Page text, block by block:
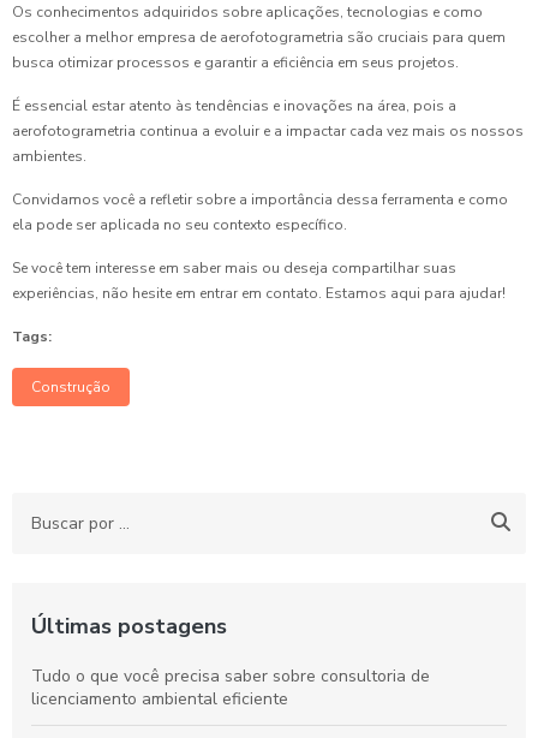
Os conhecimentos adquiridos sobre aplicações, tecnologias e como
escolher a melhor empresa de aerofotogrametria são cruciais para quem
busca otimizar processos e garantir a eficiência em seus projetos.
É essencial estar atento às tendências e inovações na área, pois a
aerofotogrametria continua a evoluir e a impactar cada vez mais os nossos
ambientes.
Convidamos você a refletir sobre a importância dessa ferramenta e como
ela pode ser aplicada no seu contexto específico.
Se você tem interesse em saber mais ou deseja compartilhar suas
experiências, não hesite em entrar em contato. Estamos aqui para ajudar!
Tags:
Construção
Últimas postagens
Tudo o que você precisa saber sobre consultoria de
licenciamento ambiental eficiente